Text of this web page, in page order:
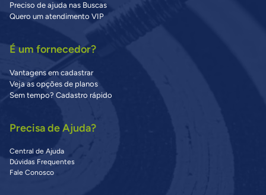
Preciso de ajuda nas Buscas
Quero um atendimento VIP
É um fornecedor?
Vantagens em cadastrar
Veja as opções de planos
Sem tempo? Cadastro rápido
Precisa de Ajuda?
Central de Ajuda
Dúvidas Frequentes
Fale Conosco